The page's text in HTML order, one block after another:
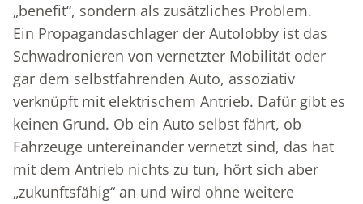
„benefit“, sondern als zusätzliches Problem.
Ein Propagandaschlager der Autolobby ist das
Schwadronieren von vernetzter Mobilität oder
gar dem selbstfahrenden Auto, assoziativ
verknüpft mit elektrischem Antrieb. Dafür gibt es
keinen Grund. Ob ein Auto selbst fährt, ob
Fahrzeuge untereinander vernetzt sind, das hat
mit dem Antrieb nichts zu tun, hört sich aber
„zukunftsfähig“ an und wird ohne weitere